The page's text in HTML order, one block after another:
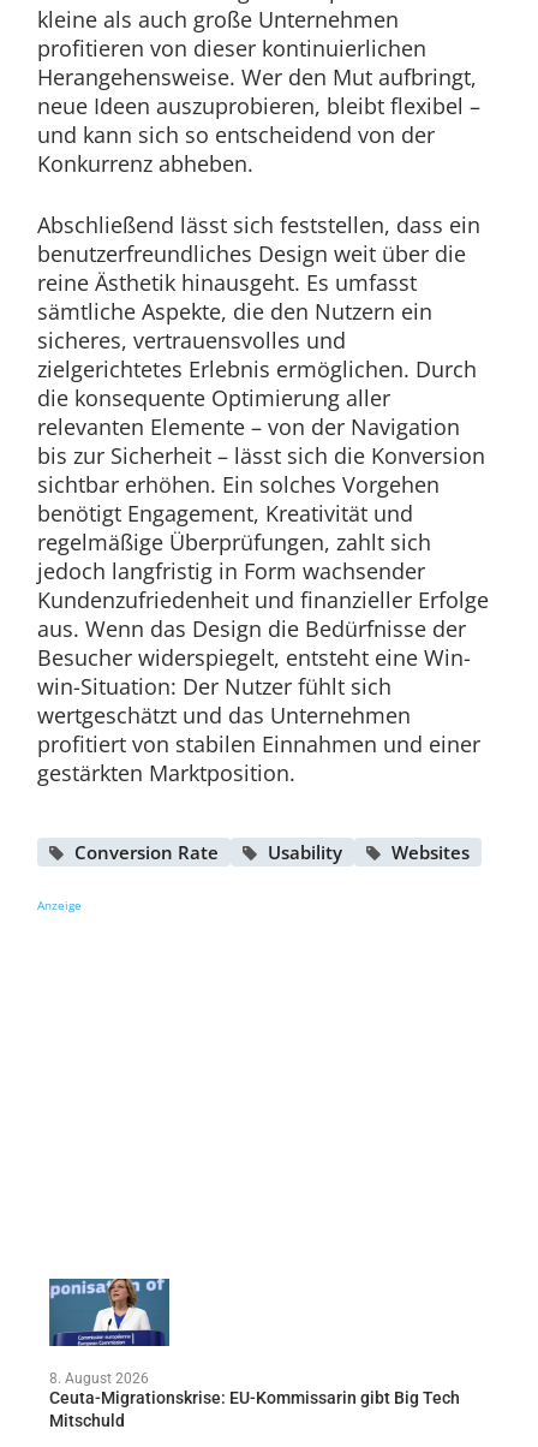
kleine als auch große Unternehmen
profitieren von dieser kontinuierlichen
Herangehensweise. Wer den Mut aufbringt,
neue Ideen auszuprobieren, bleibt flexibel –
und kann sich so entscheidend von der
Konkurrenz abheben.
Abschließend lässt sich feststellen, dass ein
benutzerfreundliches Design weit über die
reine Ästhetik hinausgeht. Es umfasst
sämtliche Aspekte, die den Nutzern ein
sicheres, vertrauensvolles und
zielgerichtetes Erlebnis ermöglichen. Durch
die konsequente Optimierung aller
relevanten Elemente – von der Navigation
bis zur Sicherheit – lässt sich die Konversion
sichtbar erhöhen. Ein solches Vorgehen
benötigt Engagement, Kreativität und
regelmäßige Überprüfungen, zahlt sich
jedoch langfristig in Form wachsender
Kundenzufriedenheit und finanzieller Erfolge
aus. Wenn das Design die Bedürfnisse der
Besucher widerspiegelt, entsteht eine Win-
win-Situation: Der Nutzer fühlt sich
wertgeschätzt und das Unternehmen
profitiert von stabilen Einnahmen und einer
gestärkten Marktposition.
Conversion Rate Usability Websites
Anzeige
8. August 2026
Ceuta-Migrationskrise: EU-Kommissarin gibt Big Tech
Mitschuld